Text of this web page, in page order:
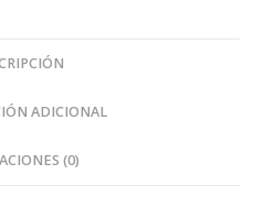
ADICIONAL
(0)